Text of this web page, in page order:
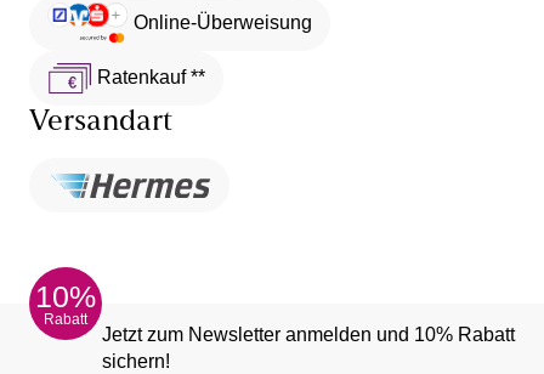
Online-Überweisung
Ratenkauf **
Versandart
10%
Rabatt
Jetzt zum Newsletter anmelden und 10% Rabatt
sichern!